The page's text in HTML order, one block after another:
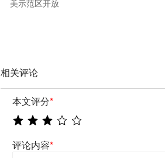
美示范区开放
相关评论
本文评分*
评论内容*